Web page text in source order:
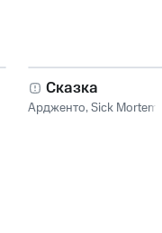
Сказка
Ардженто,Sick Mortem